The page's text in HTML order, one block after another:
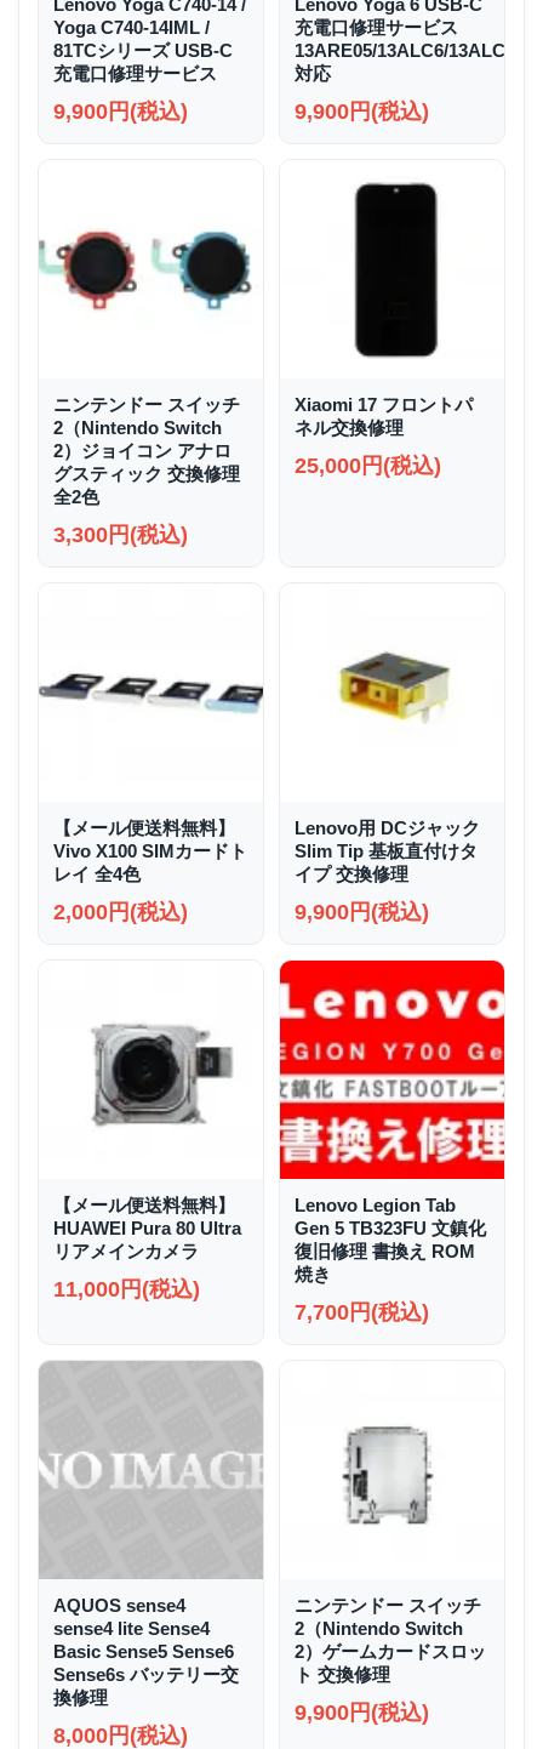
Lenovo Yoga C740-14 /
Yoga C740-14IML /
81TCシリーズ USB-C
充電口修理サービス
9,900円(税込)
Lenovo Yoga 6 USB-C
充電口修理サービス
13ARE05/13ALC6/13ALC7/
対応
9,900円(税込)
ニンテンドー スイッチ
2（Nintendo Switch
2）ジョイコン アナロ
グスティック 交換修理
全2色
3,300円(税込)
Xiaomi 17 フロントパ
ネル交換修理
25,000円(税込)
【メール便送料無料】
Vivo X100 SIMカードト
レイ 全4色
2,000円(税込)
Lenovo用 DCジャック
Slim Tip 基板直付けタ
イプ 交換修理
9,900円(税込)
【メール便送料無料】
HUAWEI Pura 80 Ultra
リアメインカメラ
11,000円(税込)
Lenovo Legion Tab
Gen 5 TB323FU 文鎮化
復旧修理 書換え ROM
焼き
7,700円(税込)
AQUOS sense4
sense4 lite Sense4
Basic Sense5 Sense6
Sense6s バッテリー交
換修理
8,000円(税込)
ニンテンドー スイッチ
2（Nintendo Switch
2）ゲームカードスロッ
ト 交換修理
9,900円(税込)